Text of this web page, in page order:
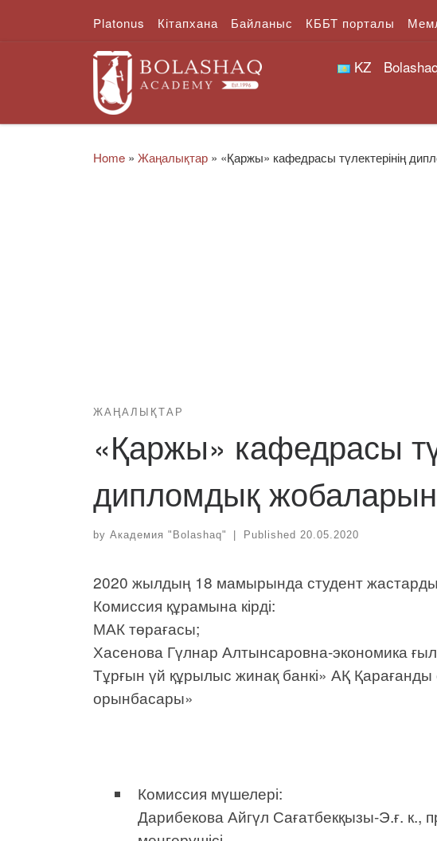
Skip to contentPlatonus Кітапхана Байланыс КББТ порталы
KZ
Home » Жаңалықтар » «Қаржы» кафедрасы түлектерінің
ЖАҢАЛЫҚТАР
«Қаржы» кафедрасы
дипломдық жобаларын
by Академия "Bolashaq" Published 20.05.2020
2020 жылдың 18 мамырында студент
Комиссия құрамына кірді:
МАК төрағасы;
Хасенова Гүлнар Алтынсаровна-экономика
Тұрғын үй құрылыс жинақ банкі» АҚ
орынбасары»
Комиссия мүшелері:
Дарибекова Айгүл Сағатбекқызы-Э.ғ. к.,